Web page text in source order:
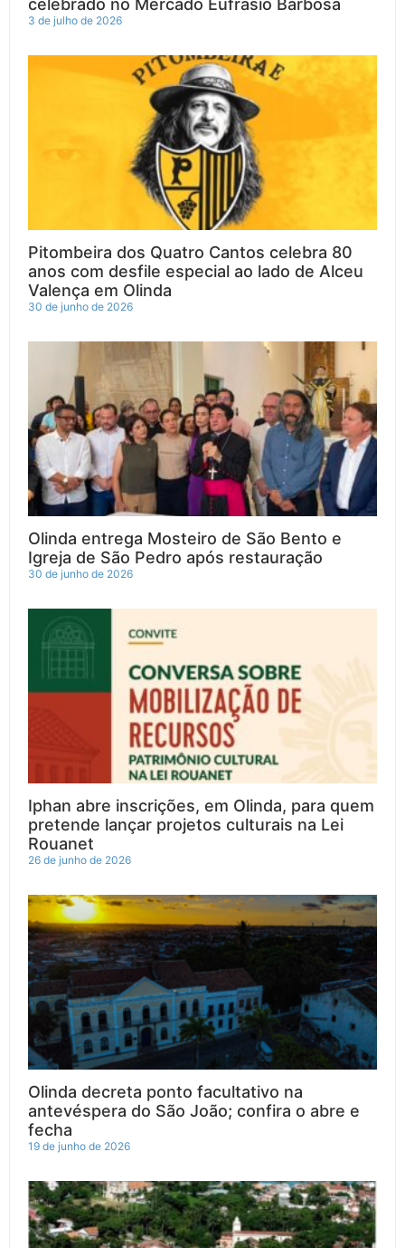
celebrado no Mercado Eufrásio Barbosa
3 de julho de 2026
Pitombeira dos Quatro Cantos celebra 80
anos com desfile especial ao lado de Alceu
Valença em Olinda
30 de junho de 2026
Olinda entrega Mosteiro de São Bento e
Igreja de São Pedro após restauração
30 de junho de 2026
Iphan abre inscrições, em Olinda, para quem
pretende lançar projetos culturais na Lei
Rouanet
26 de junho de 2026
Olinda decreta ponto facultativo na
antevéspera do São João; confira o abre e
fecha
19 de junho de 2026